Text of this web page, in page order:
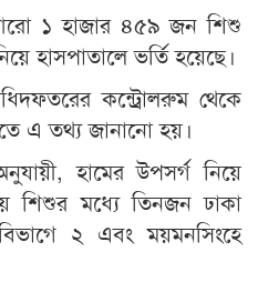
১ হাজার ৪৫৯ জন শিশু
হাসপাতালে ভর্তি হয়েছে।
কন্ট্রোলরুম থেকে
এ তথ্য জানানো হয়।
হামের উপসর্গ নিয়ে
শিশুর মধ্যে তিনজন ঢাকা
২ এবং ময়মনসিংহে